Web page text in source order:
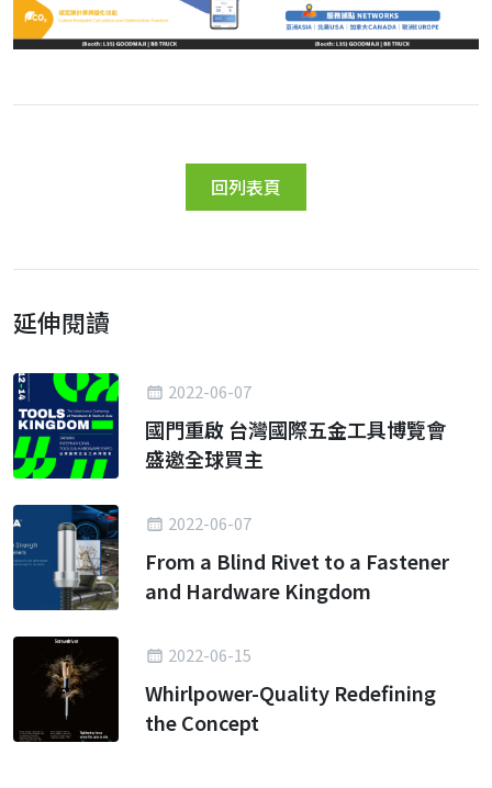
回列表頁
延伸閱讀
2022-06-07
國門重啟 台灣國際五金工具博覽會
盛邀全球買主
2022-06-07
From a Blind Rivet to a Fastener
and Hardware Kingdom
2022-06-15
Whirlpower-Quality Redefining
the Concept